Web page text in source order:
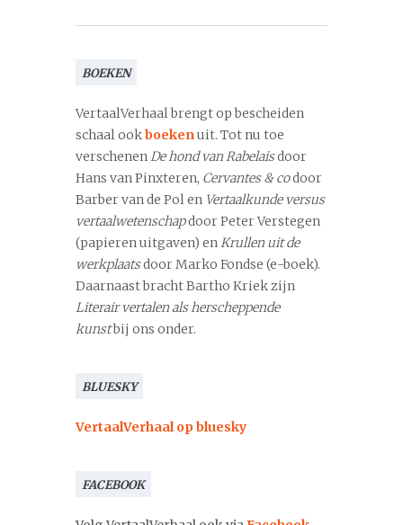
BOEKEN
VertaalVerhaal brengt op bescheiden
schaal ookboekenuit. Tot nu toe
verschenenDe hond van Rabelaisdoor
Hans van Pinxteren, Cervantes & codoor
Barber van de Pol en Vertaalkunde versus
vertaalwetenschapdoor Peter Verstegen
(papieren uitgaven) enKrullen uit de
werkplaatsdoor Marko Fondse (e-boek).
Daarnaast bracht Bartho Kriek zijn
Literair vertalen als herscheppende
kunstbij ons onder.
BLUESKY
VertaalVerhaal op bluesky
FACEBOOK